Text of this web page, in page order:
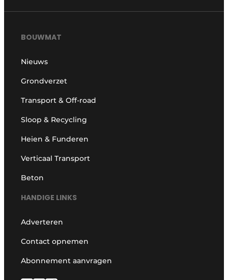
BOUWMAT
Nieuws
Grondverzet
Transport & Off-road
Sloop & Recycling
Heien & Funderen
Verticaal Transport
Beton
HANDIGE LINKS
Adverteren
Contact opnemen
Abonnement aanvragen